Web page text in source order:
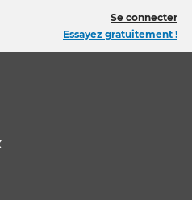
Se connecter
Essayez gratuitement !